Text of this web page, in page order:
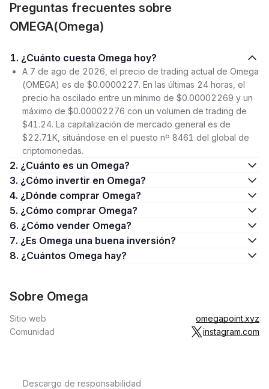
Preguntas frecuentes sobre
OMEGA(Omega)
1. ¿Cuánto cuesta Omega hoy?
A 7 de ago de 2026, el precio de trading actual de Omega
(OMEGA) es de $0.0000227. En las últimas 24 horas, el
precio ha oscilado entre un mínimo de $0.00002269 y un
máximo de $0.00002276 con un volumen de trading de
$41.24. La capitalización de mercado general es de
$22.71K, situándose en el puesto nº 8461 del global de
criptomonedas.
2. ¿Cuánto es un Omega?
3. ¿Cómo invertir en Omega?
4. ¿Dónde comprar Omega?
5. ¿Cómo comprar Omega?
6. ¿Cómo vender Omega?
7. ¿Es Omega una buena inversión?
8. ¿Cuántos Omega hay?
Sobre Omega
Sitio web
omegapoint.xyz
Comunidad
instagram.com
Descargo de responsabilidad